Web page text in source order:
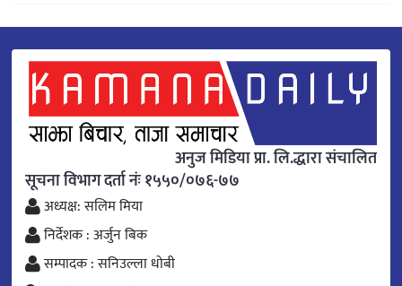
अनुज मिडिया प्रा. लि.द्धारा संचालित
सूचना विभाग दर्ता नंः १५५०/०७६-७७
अध्यक्ष: सलिम मिया
निर्देशक : अर्जुन बिक
सम्पादक : सनिउल्ला धोबी